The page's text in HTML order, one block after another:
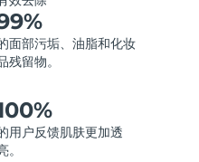
面部污垢、油脂和化妆
残留物。
用户反馈肌肤更加透
。